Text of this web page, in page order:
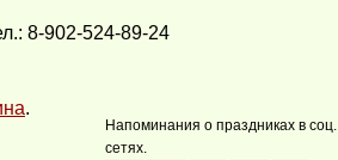
8-902-524-89-24
.
Напоминания о праздниках в соц.
сетях.